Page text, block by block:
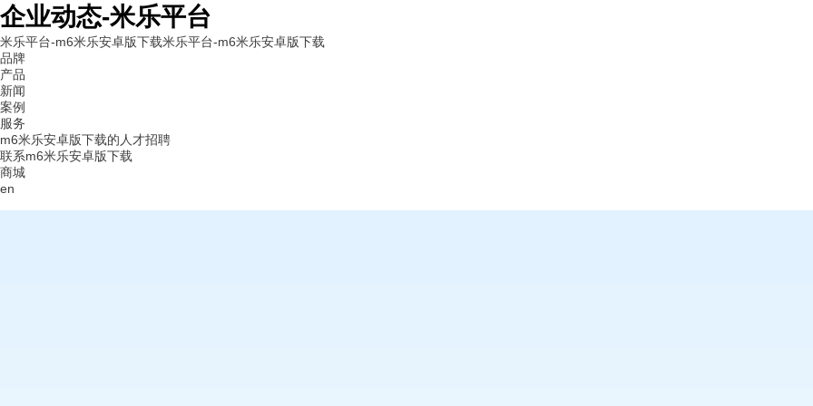
企业动态-米乐平台
米乐平台-m6米乐安卓版下载米乐平台-m6米乐安卓版下载
品牌
产品
新闻
案例
服务
m6米乐安卓版下载的人才招聘
联系m6米乐安卓版下载
商城
en